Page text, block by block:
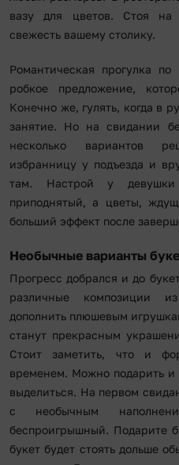
вазу для цветов. Стоя на
свежесть вашему столику.
Романтическая прогулка
робкое предложение,
Конечно же, гулять, когда в
занятие. Но на свидании
несколько вариантов
избранницу у подъезда и
там. Настрой у
приподнятый, а цветы,
больший эффект после
Необычные варианты
Прогресс добрался и до
различные композиции
дополнить плюшевым
станут прекрасным
Стоит заметить, что и
временем. Можно подарить и
выделиться. На первом
с необычным
беспроигрышный. Подарите
букет будет стоять дольше